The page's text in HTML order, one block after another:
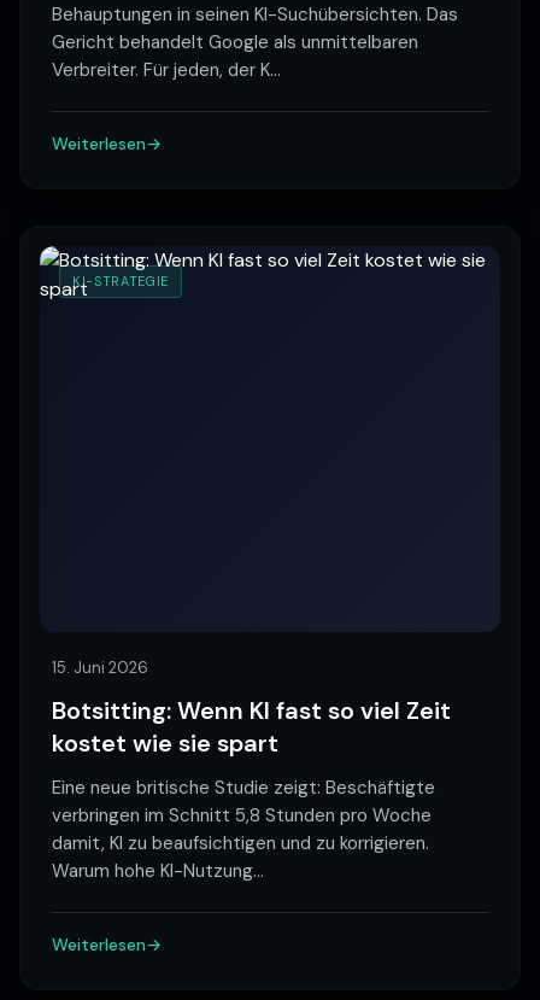
Behauptungen in seinen KI-Suchübersichten. Das
Gericht behandelt Google als unmittelbaren
Verbreiter. Für jeden, der K…
Weiterlesen
KI-STRATEGIE
15. Juni 2026
Botsitting: Wenn KI fast so viel Zeit
kostet wie sie spart
Eine neue britische Studie zeigt: Beschäftigte
verbringen im Schnitt 5,8 Stunden pro Woche
damit, KI zu beaufsichtigen und zu korrigieren.
Warum hohe KI-Nutzung…
Weiterlesen